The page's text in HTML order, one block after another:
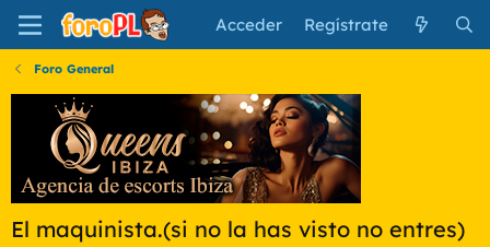
Acceder Regístrate
Foro General
El maquinista.(si no la has visto no entres)